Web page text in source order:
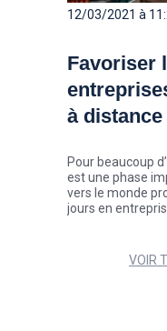
12/03/2021 à
Favoriser
à distance
Pour beaucoup
est une phase
vers le monde
jours en
(Marque et
360° et
VOIR